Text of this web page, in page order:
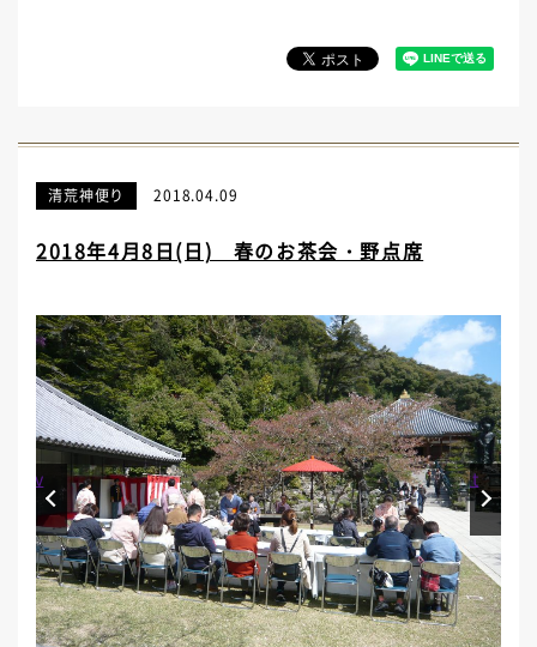
清荒神便り 2018.04.09
2018年4月8日(日) 春のお茶会・野点席
Prev Next